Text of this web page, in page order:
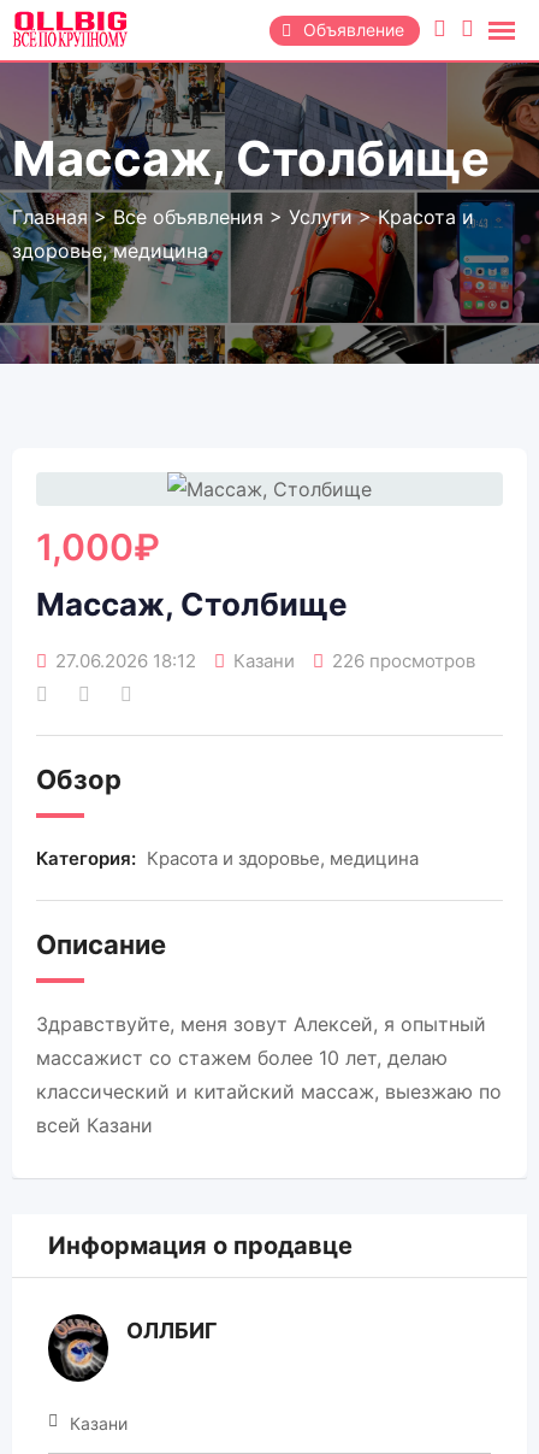
Перейти
содержанию
Объявление
Массаж, Столбище
Главная>Все объявления > Услуги>Красота и
здоровье, медицина
1,000₽
Массаж, Столбище
27.06.2026 18:12 Казани 226 просмотров
Обзор
Категория: Красота и здоровье, медицина
Описание
Здравствуйте, меня зовут Алексей, я опытный
массажист со стажем более 10 лет, делаю
классический и китайский массаж, выезжаю по
всей Казани
Информация о продавце
ОЛЛБИГ
Казани